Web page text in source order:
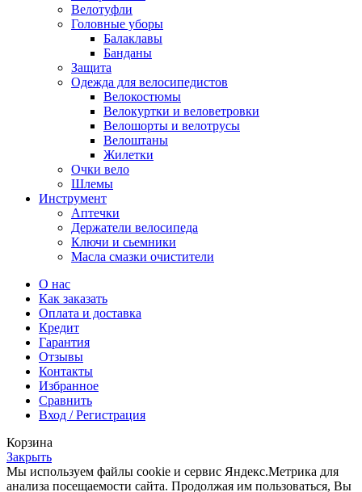
Велотуфли
Головные уборы
Балаклавы
Банданы
Защита
Одежда для велосипедистов
Велокостюмы
Велокуртки и веловетровки
Велошорты и велотрусы
Велоштаны
Жилетки
Очки вело
Шлемы
Инструмент
Аптечки
Держатели велосипеда
Ключи и сьемники
Масла смазки очистители
О нас
Как заказать
Оплата и доставка
Кредит
Гарантия
Отзывы
Контакты
Избранное
Сравнить
Вход / Регистрация
Корзина
Закрыть
Мы используем файлы cookie и сервис Яндекс.Метрика для
анализа посещаемости сайта. Продолжая им пользоваться, Вы